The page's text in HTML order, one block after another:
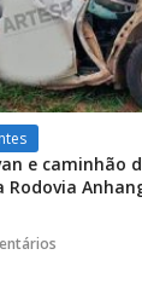
e caminhão